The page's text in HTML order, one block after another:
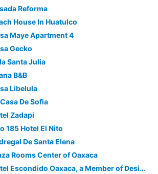
Reforma
House In Huatulco
Maye Apartment 4
Gecko
Santa Julia
B&B
Libelula
De Sofia
Zadapi
185 Hotel El Nito
De Santa Elena
Rooms Center of Oaxaca
Hotel Escondido Oaxaca, a Member of Design Hotels